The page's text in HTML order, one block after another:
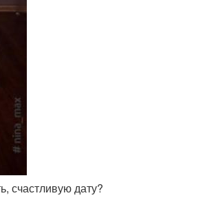
счастливую дату?